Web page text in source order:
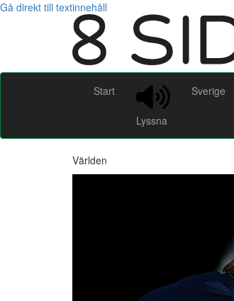
Gå direkt till textinnehåll
Start
Lyssna
Sverige
Världen